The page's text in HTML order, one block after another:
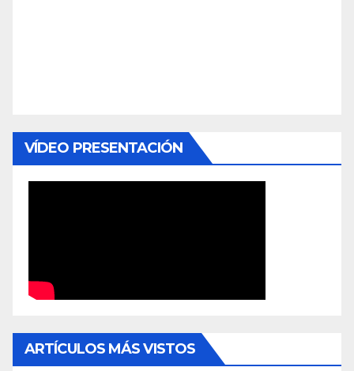
VÍDEO PRESENTACIÓN
ARTÍCULOS MÁS VISTOS